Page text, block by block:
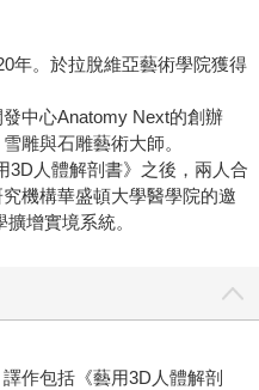
年。於拉脫維亞藝術學院獲得
中心Anatomy Next的創辦
雕與石雕藝術大師。
3D人體解剖書》之後，兩人合
機構華盛頓大學醫學院的邀
增實境系統。
作包括《藝用3D人體解剖